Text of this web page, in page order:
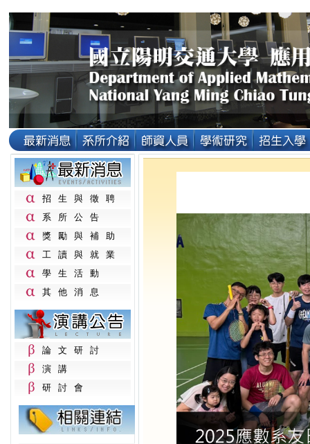
招生與徵聘
系所公告
獎勵與補助
工讀與就業
學生活動
其他消息
論文研討
演講
研討會